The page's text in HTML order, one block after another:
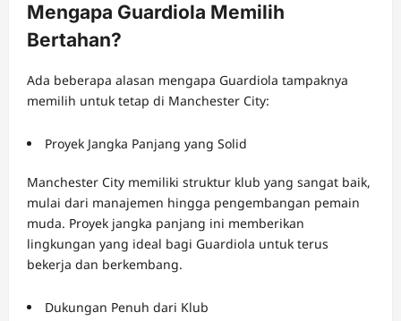
Mengapa Guardiola Memilih
Bertahan?
Ada beberapa alasan mengapa Guardiola tampaknya
memilih untuk tetap di Manchester City:
Proyek Jangka Panjang yang Solid
Manchester City memiliki struktur klub yang sangat baik,
mulai dari manajemen hingga pengembangan pemain
muda. Proyek jangka panjang ini memberikan
lingkungan yang ideal bagi Guardiola untuk terus
bekerja dan berkembang.
Dukungan Penuh dari Klub